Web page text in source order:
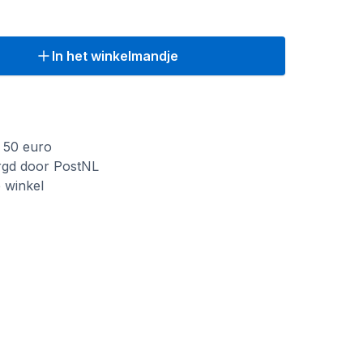
In het winkelmandje
50 euro
door PostNL
winkel